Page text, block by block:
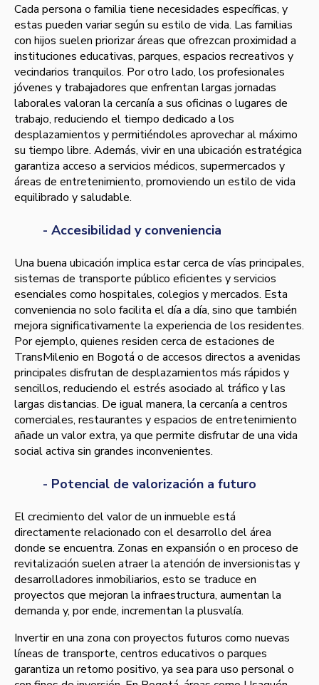
Cada persona o familia tiene necesidades específicas, y
estas pueden variar según su estilo de vida. Las familias
con hijos suelen priorizar áreas que ofrezcan proximidad a
instituciones educativas, parques, espacios recreativos y
vecindarios tranquilos. Por otro lado, los profesionales
jóvenes y trabajadores que enfrentan largas jornadas
laborales valoran la cercanía a sus oficinas o lugares de
trabajo, reduciendo el tiempo dedicado a los
desplazamientos y permitiéndoles aprovechar al máximo
su tiempo libre. Además, vivir en una ubicación estratégica
garantiza acceso a servicios médicos, supermercados y
áreas de entretenimiento, promoviendo un estilo de vida
equilibrado y saludable.
- Accesibilidad y conveniencia
Una buena ubicación implica estar cerca de vías principales,
sistemas de transporte público eficientes y servicios
esenciales como hospitales, colegios y mercados. Esta
conveniencia no solo facilita el día a día, sino que también
mejora significativamente la experiencia de los residentes.
Por ejemplo, quienes residen cerca de estaciones de
TransMilenio en Bogotá o de accesos directos a avenidas
principales disfrutan de desplazamientos más rápidos y
sencillos, reduciendo el estrés asociado al tráfico y las
largas distancias. De igual manera, la cercanía a centros
comerciales, restaurantes y espacios de entretenimiento
añade un valor extra, ya que permite disfrutar de una vida
social activa sin grandes inconvenientes.
- Potencial de valorización a futuro
El crecimiento del valor de un inmueble está
directamente relacionado con el desarrollo del área
donde se encuentra. Zonas en expansión o en proceso de
revitalización suelen atraer la atención de inversionistas y
desarrolladores inmobiliarios, esto se traduce en
proyectos que mejoran la infraestructura, aumentan la
demanda y, por ende, incrementan la plusvalía.
Invertir en una zona con proyectos futuros como nuevas
líneas de transporte, centros educativos o parques
garantiza un retorno positivo, ya sea para uso personal o